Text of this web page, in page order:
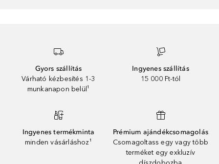
Gyors szállítás
Várható kézbesítés 1-3
munkanapon belül¹
Ingyenes szállítás
15 000 Ft-tól
Ingyenes termékminta
minden vásárláshoz¹
Prémium ajándékcsomagolás
Csomagoltass egy vagy több
terméket egy exkluzív